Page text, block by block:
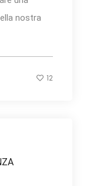
nostra
12